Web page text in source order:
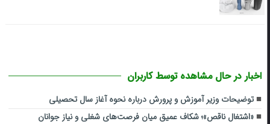
اخبار در حال مشاهده توسط کاربران
توضیحات وزیر آموزش و پرورش درباره نحوه آغاز سال تحصیلی
«اشتغال ناقص»؛ شکاف عمیق میان فرصت‌های شغلی و نیاز جوانان